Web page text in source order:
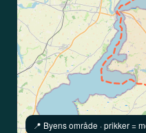
📍️ Byens område · prikker =